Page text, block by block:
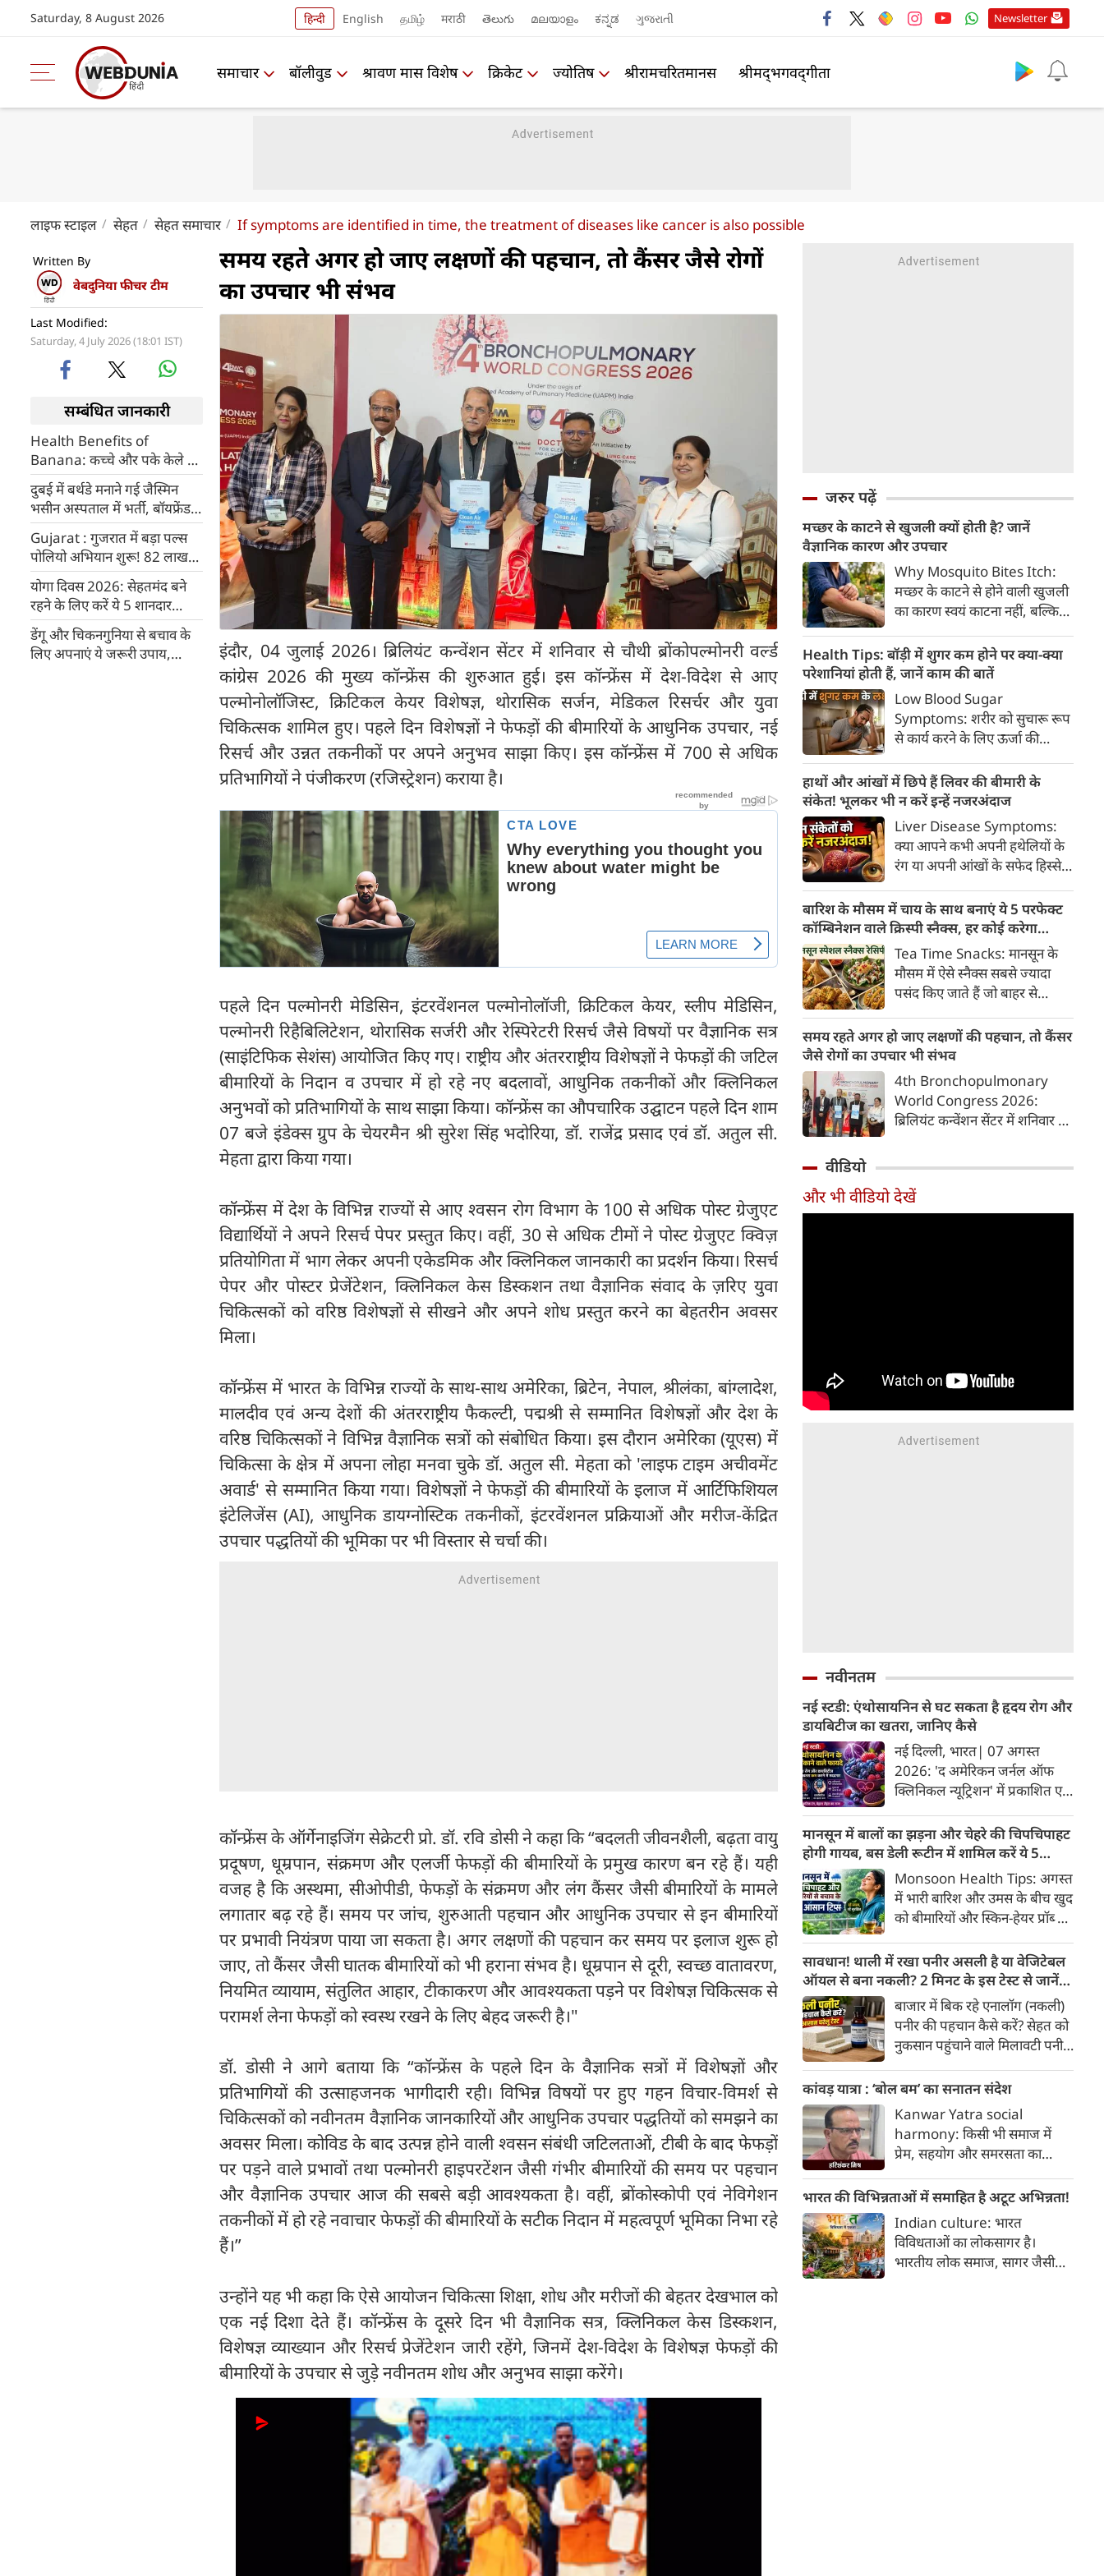
Saturday, 8 August 2026 हिन्दी English தமிழ் मराठी తెలుగు മലയാളം ಕನ್ನಡ ગુજરાતી Newsletter
समाचार बॉलीवुड श्रावण मास विशेष क्रिकेट ज्योतिष श्रीरामचरितमानस श्रीमद्‍भगवद्‍गीता
लाइफ स्‍टाइल सेहत सेहत समाचार If symptoms are identified in time, the treatment of diseases like cancer is also possible
Written By
वेबदुनिया फीचर टीम
Last Modified:
Saturday, 4 July 2026 (18:01 IST)
सम्बंधित जानकारी
Health Benefits of
Banana: कच्चे और पके केले में
कौन कौनसे विटामिन होते हैं?
दुबई में बर्थडे मनाने गई जैस्मिन
भसीन अस्पताल में भर्ती, बॉयफ्रेंड
अली गोनी ने दिया हेल्थ अपडेट
Gujarat : गुजरात में बड़ा पल्स
पोलियो अभियान शुरू! 82 लाख
बच्चों को दी जाएगी जिंदगी बचाने
वाली 2 बूंदें
योगा दिवस 2026: सेहतमंद बने
रहने के लिए करें ये 5 शानदार
योगासन
डेंगू और चिकनगुनिया से बचाव के
लिए अपनाएं ये जरूरी उपाय,
समय रहते अगर हो जाए लक्षणों की पहचान, तो कैंसर जैसे रोगों
का उपचार भी संभव
इंदौर, 04 जुलाई 2026। ब्रिलियंट कन्वेंशन सेंटर में शनिवार से चौथी ब्रोंकोपल्मोनरी वर्ल्ड
कांग्रेस 2026 की मुख्य कॉन्फ्रेंस की शुरुआत हुई। इस कॉन्फ्रेंस में देश-विदेश से आए
पल्मोनोलॉजिस्ट, क्रिटिकल केयर विशेषज्ञ, थोरासिक सर्जन, मेडिकल रिसर्चर और युवा
चिकित्सक शामिल हुए। पहले दिन विशेषज्ञों ने फेफड़ों की बीमारियों के आधुनिक उपचार, नई
रिसर्च और उन्नत तकनीकों पर अपने अनुभव साझा किए। इस कॉन्फ्रेंस में 700 से अधिक
प्रतिभागियों ने पंजीकरण (रजिस्ट्रेशन) कराया है।
पहले दिन पल्मोनरी मेडिसिन, इंटरवेंशनल पल्मोनोलॉजी, क्रिटिकल केयर, स्लीप मेडिसिन,
पल्मोनरी रिहैबिलिटेशन, थोरासिक सर्जरी और रेस्पिरेटरी रिसर्च जैसे विषयों पर वैज्ञानिक सत्र
(साइंटिफिक सेशंस) आयोजित किए गए। राष्ट्रीय और अंतरराष्ट्रीय विशेषज्ञों ने फेफड़ों की जटिल
बीमारियों के निदान व उपचार में हो रहे नए बदलावों, आधुनिक तकनीकों और क्लिनिकल
अनुभवों को प्रतिभागियों के साथ साझा किया। कॉन्फ्रेंस का औपचारिक उद्घाटन पहले दिन शाम
07 बजे इंडेक्स ग्रुप के चेयरमैन श्री सुरेश सिंह भदोरिया, डॉ. राजेंद्र प्रसाद एवं डॉ. अतुल सी.
मेहता द्वारा किया गया।
कॉन्फ्रेंस में देश के विभिन्न राज्यों से आए श्वसन रोग विभाग के 100 से अधिक पोस्ट ग्रेजुएट
विद्यार्थियों ने अपने रिसर्च पेपर प्रस्तुत किए। वहीं, 30 से अधिक टीमों ने पोस्ट ग्रेजुएट क्विज़
प्रतियोगिता में भाग लेकर अपनी एकेडमिक और क्लिनिकल जानकारी का प्रदर्शन किया। रिसर्च
पेपर और पोस्टर प्रेजेंटेशन, क्लिनिकल केस डिस्कशन तथा वैज्ञानिक संवाद के ज़रिए युवा
चिकित्सकों को वरिष्ठ विशेषज्ञों से सीखने और अपने शोध प्रस्तुत करने का बेहतरीन अवसर
मिला।
कॉन्फ्रेंस में भारत के विभिन्न राज्यों के साथ-साथ अमेरिका, ब्रिटेन, नेपाल, श्रीलंका, बांग्लादेश,
मालदीव एवं अन्य देशों की अंतरराष्ट्रीय फैकल्टी, पद्मश्री से सम्मानित विशेषज्ञों और देश के
वरिष्ठ चिकित्सकों ने विभिन्न वैज्ञानिक सत्रों को संबोधित किया। इस दौरान अमेरिका (यूएस) में
चिकित्सा के क्षेत्र में अपना लोहा मनवा चुके डॉ. अतुल सी. मेहता को 'लाइफ टाइम अचीवमेंट
अवार्ड' से सम्मानित किया गया। विशेषज्ञों ने फेफड़ों की बीमारियों के इलाज में आर्टिफिशियल
इंटेलिजेंस (AI), आधुनिक डायग्नोस्टिक तकनीकों, इंटरवेंशनल प्रक्रियाओं और मरीज-केंद्रित
उपचार पद्धतियों की भूमिका पर भी विस्तार से चर्चा की।
कॉन्फ्रेंस के ऑर्गेनाइजिंग सेक्रेटरी प्रो. डॉ. रवि डोसी ने कहा कि “बदलती जीवनशैली, बढ़ता वायु
प्रदूषण, धूम्रपान, संक्रमण और एलर्जी फेफड़ों की बीमारियों के प्रमुख कारण बन रहे हैं। यही
वजह है कि अस्थमा, सीओपीडी, फेफड़ों के संक्रमण और लंग कैंसर जैसी बीमारियों के मामले
लगातार बढ़ रहे हैं। समय पर जांच, शुरुआती पहचान और आधुनिक उपचार से इन बीमारियों
पर प्रभावी नियंत्रण पाया जा सकता है। अगर लक्षणों की पहचान कर समय पर इलाज शुरू हो
जाए, तो कैंसर जैसी घातक बीमारियों को भी हराना संभव है। धूम्रपान से दूरी, स्वच्छ वातावरण,
नियमित व्यायाम, संतुलित आहार, टीकाकरण और आवश्यकता पड़ने पर विशेषज्ञ चिकित्सक से
परामर्श लेना फेफड़ों को स्वस्थ रखने के लिए बेहद जरूरी है।"
डॉ. डोसी ने आगे बताया कि “कॉन्फ्रेंस के पहले दिन के वैज्ञानिक सत्रों में विशेषज्ञों और
प्रतिभागियों की उत्साहजनक भागीदारी रही। विभिन्न विषयों पर हुए गहन विचार-विमर्श से
चिकित्सकों को नवीनतम वैज्ञानिक जानकारियों और आधुनिक उपचार पद्धतियों को समझने का
अवसर मिला। कोविड के बाद उत्पन्न होने वाली श्वसन संबंधी जटिलताओं, टीबी के बाद फेफड़ों
पर पड़ने वाले प्रभावों तथा पल्मोनरी हाइपरटेंशन जैसी गंभीर बीमारियों की समय पर पहचान
और वैज्ञानिक उपचार आज की सबसे बड़ी आवश्यकता है। वहीं, ब्रोंकोस्कोपी एवं नेविगेशन
तकनीकों में हो रहे नवाचार फेफड़ों की बीमारियों के सटीक निदान में महत्वपूर्ण भूमिका निभा रहे
हैं।”
उन्होंने यह भी कहा कि ऐसे आयोजन चिकित्सा शिक्षा, शोध और मरीजों की बेहतर देखभाल को
एक नई दिशा देते हैं। कॉन्फ्रेंस के दूसरे दिन भी वैज्ञानिक सत्र, क्लिनिकल केस डिस्कशन,
विशेषज्ञ व्याख्यान और रिसर्च प्रेजेंटेशन जारी रहेंगे, जिनमें देश-विदेश के विशेषज्ञ फेफड़ों की
बीमारियों के उपचार से जुड़े नवीनतम शोध और अनुभव साझा करेंगे।
जरुर पढ़ें
मच्छर के काटने से खुजली क्यों होती है? जानें
वैज्ञानिक कारण और उपचार
Why Mosquito Bites Itch:
मच्छर के काटने से होने वाली खुजली
का कारण स्वयं काटना नहीं, बल्कि
प्रतिरक्षा प्रतिक्रिया है। हिस्टामिन के
निकलने से त्वचा पर लालिमा, सूजन
और खुजली होती है। यहां जानिए
मच्छर के काटने से खुजली क्यों होती
है, इसके पीछे का वैज्ञानिक कारण
क्या है, हिस्टामिन की क्या भूमिका
होती है और खुजली से राहत पाने के
प्रभावी घरेलू व चिकित्सीय उपाय।
Health Tips: बॉड़ी में शुगर कम होने पर क्या-क्या
परेशानियां होती हैं, जानें काम की बातें
Low Blood Sugar
Symptoms: शरीर को सुचारू रूप
से कार्य करने के लिए ऊर्जा की
का प्रमुख स्रोत ग्लूकोज यानी ब्लड
शुगर है। जब शरीर में ब्लड शुगर का
स्तर सामान्य से कम हो जाता है, तो
इस स्थिति को हाइपोग्लाइसीमिया
(Hypoglycemia) कहा जाता है।
ब्लड शुगर कम होने पर शरीर तुरंत
संकेत देना शुरू कर देता है।
हाथों और आंखों में छिपे हैं लिवर की बीमारी के
संकेत! भूलकर भी न करें इन्हें नजरअंदाज
Liver Disease Symptoms:
क्या आपने कभी अपनी हथेलियों के
रंग या अपनी आंखों के सफेद हिस्से
अक्सर हम हलकी लालिमा या आंखों
के पीलेपन को थकान समझकर टाल
देते हैं। लेकिन शरीर के ये छोटे-छोटे
बदलाव असल में एक बहुत बड़ी
चेतावनी हो सकते हैं।
बारिश के मौसम में चाय के साथ बनाएं ये 5 परफेक्ट
कॉम्बिनेशन वाले क्रिस्पी स्नैक्स, हर कोई करेगा
तारीफ
Tea Time Snacks: मानसून के
मौसम में ऐसे स्नैक्स सबसे ज्यादा
पसंद किए जाते हैं जो बाहर से
लाजवाब हों। यहां आपके लिये प्रस्तुत
हैं पकौड़ों से लेकर कॉर्न फ्रिटर्स तक
के कई मसालेदार स्नैक्स की ऐसी
रेसिपीज, जिन्हें आप घर पर कम
समय में आसानी से तैयार कर सकते
हैं।
समय रहते अगर हो जाए लक्षणों की पहचान, तो कैंसर
जैसे रोगों का उपचार भी संभव
4th Bronchopulmonary
World Congress 2026:
ब्रिलियंट कन्वेंशन सेंटर में शनिवार से
विदेश से आए पल्मोनोलॉजिस्ट,
क्रिटिकल केयर विशेषज्ञ, थोरासिक
(रजिस्ट्रेशन) कराया है।
वीडियो
और भी वीडियो देखें
नवीनतम
नई स्टडी: एंथोसायनिन से घट सकता है हृदय रोग और
डायबिटीज का खतरा, जानिए कैसे
नई दिल्ली, भारत| 07 अगस्त
2026: 'द अमेरिकन जर्नल ऑफ
क्लिनिकल न्यूट्रिशन' में प्रकाशित एक
अनुसार, लाल, नीले और बैंगनी रंग के
खाद्य पदार्थों में पाए जाने वाले
प्राकृतिक बायोएक्टिव तत्व
'एंथोसायनिन' का अधिक सेवन स्वस्थ
व्यक्तियों में हृदय और मेटाबॉलिक
स्वास्थ्य को बेहतर बनाने में मददगार
साबित हो सकता है।
मानसून में बालों का झड़ना और चेहरे की चिपचिपाहट
होगी गायब, बस डेली रूटीन में शामिल करें ये 5
लाइफस्टाइल टिप्सMonsoon Health Tips: अगस्त
में भारी बारिश और उमस के बीच खुद
को बीमारियों और स्किन-हेयर प्रॉब्लम
बताएं 5 बेस्ट मानसून लाइफस्टाइल
हैक्स।
सावधान! थाली में रखा पनीर असली है या वेजिटेबल
ऑयल से बना नकली? 2 मिनट के इस टेस्ट से जानें
सच्चाई
बाजार में बिक रहे एनालॉग (नकली)
पनीर की पहचान कैसे करें? सेहत को
नुकसान पहुंचाने वाले मिलावटी पनीर
यहां जानें।
कांवड़ यात्रा : ‘बोल बम’ का सनातन संदेश
Kanwar Yatra social
harmony: किसी भी समाज में
प्रेम, सहयोग और समरसता का
जब व्यक्ति अपने अहंकार का त्याग
कर भक्ति का पथ अपनाता है। कांवड़
यात्रा इसी सत्य का सजीव प्रतीक है।
मनुष्य को मनुष्य से जोड़ने वाली
सांस्कृतिक चेतना की यह एक विराट
भारत की विभिन्नताओं में समाहित है अटूट अभिन्नता!
Indian culture: भारत
विविधताओं का लोकसागर है।
भारतीय लोक समाज, सागर जैसी